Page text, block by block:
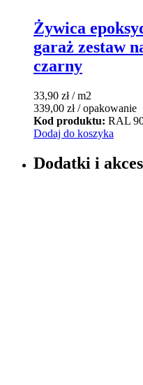
Żywica
garaż zestaw
czarny
33,90 zł/ m2
339,00 zł/ opakowanie
Kod produktu: RAL
Dodaj do koszyka
Dodatki i